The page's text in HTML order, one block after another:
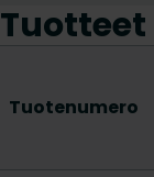
Tuotteet
Tuotenumero